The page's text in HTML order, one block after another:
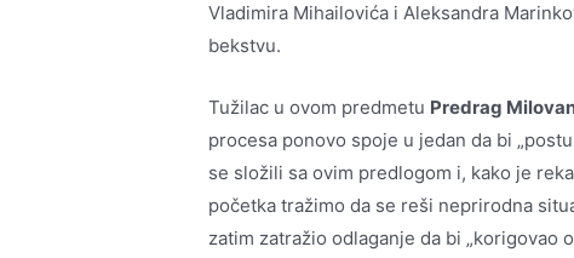
Vladimira Mihailovića i Aleksandra
bekstvu.
Tužilac u ovom predmetu Predrag
procesa ponovo spoje u jedan da bi
se složili sa ovim predlogom i, kako je
početka tražimo da se reši neprirodna
zatim zatražio odlaganje da bi „korigovao